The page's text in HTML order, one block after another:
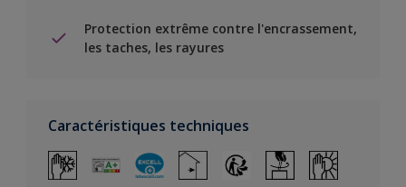
Protection extrême contre l'encrassement,
les taches, les rayures
Caractéristiques techniques